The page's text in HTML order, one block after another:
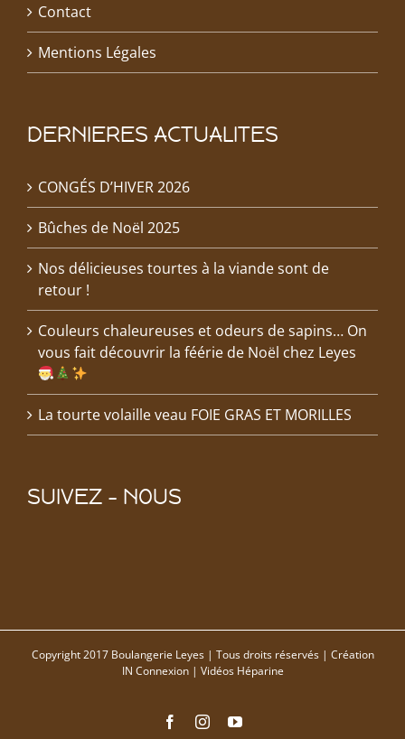
Contact
Mentions Légales
DERNIERES ACTUALITES
CONGÉS D’HIVER 2026
Bûches de Noël 2025
Nos délicieuses tourtes à la viande sont de
retour !
Couleurs chaleureuses et odeurs de sapins… On
vous fait découvrir la féérie de Noël chez Leyes
La tourte volaille veau FOIE GRAS ET MORILLES
SUIVEZ – NOUS
Copyright 2017 Boulangerie Leyes | Tous droits réservés | Création
IN Connexion| Vidéos Héparine
FacebookInstagramYouTube